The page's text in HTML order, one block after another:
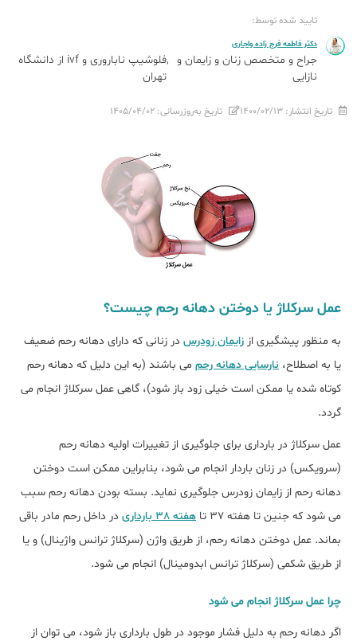
تایید شده توسط:
دکتر فاطمه فرج زاده واجاری
جراح و متخصص زنان و زایمان و
نازایی
فلوشیپ ناباروری و ivf از دانشگاه
تهران
تاریخ انتشار: ۱۴۰۰/۰۲/۱۳ تاریخ به‌روزرسانی: ۱۴۰۵/۰۴/۰۲
عمل سرکلاژ یا دوختن دهانه رحم چیست؟
به منظور پیشگیری از زایمان زودرس در زنانی که دارای دهانه رحم ضعیف
یا به اصطلاح، نارسایی دهانه رحم می باشند (به این دلیل که دهانه رحم
کوتاه شده یا ممکن است خیلی زود باز شود)، گاهی عمل سرکلاژ انجام می
گردد.
عمل سرکلاژ در بارداری برای جلوگیری از تغییرات اولیه دهانه رحم
(سرویکس) در زنان باردار انجام می شود، بنابراین ممکن است دوختن
دهانه رحم از زایمان زودرس جلوگیری نماید. بسته بودن دهانه رحم سبب
می شود که جنین تا هفته 37 تا
هفته 38 بارداری
در داخل رحم مادر باقی
بماند. عمل دوختن دهانه رحم، از طریق واژن (سرکلاژ ترانس واژینال) و یا
از طریق شکمی (سرکلاژ ترانس ابدومینال) انجام می شود.
چرا عمل سرکلاژ انجام می شود
اگر دهانه رحم به دلیل فشار موجود در طول بارداری باز شود، می توان از